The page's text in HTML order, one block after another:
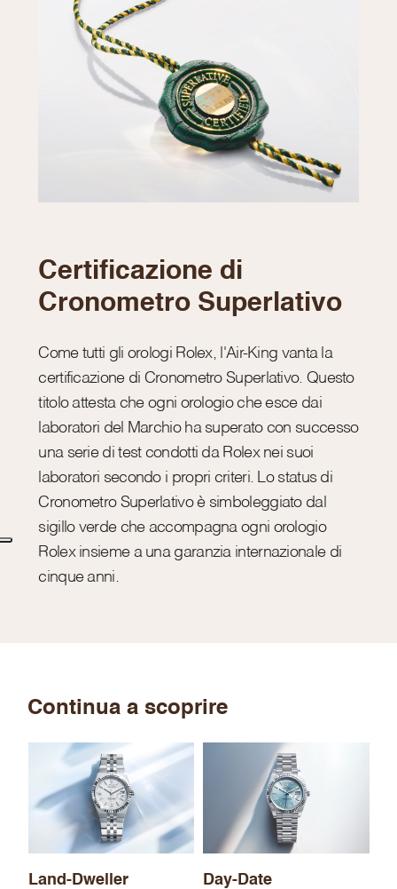
Certificazione di
Cronometro Superlativo
Come tutti gli orologi Rolex, l'Air-King vanta la
certificazione di Cronometro Superlativo. Questo
titolo attesta che ogni orologio che esce dai
laboratori del Marchio ha superato con successo
una serie di test condotti da Rolex nei suoi
laboratori secondo i propri criteri. Lo status di
Cronometro Superlativo è simboleggiato dal
sigillo verde che accompagna ogni orologio
Rolex insieme a una garanzia internazionale di
cinque anni.
Continua a scoprire
Day-Date Sky-Dweller